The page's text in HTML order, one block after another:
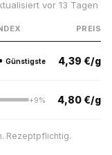
vor 13 Tagen
PREIS
Günstigste 4,39 €/g
+9% 4,80 €/g
Rezeptpflichtig.